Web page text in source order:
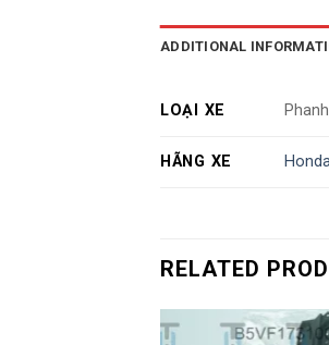
ADDITIONAL
LOẠI XE
HÃNG XE
RELATED